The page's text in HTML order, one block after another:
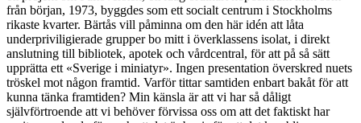
från början, 1973, byggdes som ett socialt centrum i Stockholms
rikaste kvarter. Bärtås vill påminna om den här idén att låta
underpriviligierade grupper bo mitt i överklassens isolat, i direkt
anslutning till bibliotek, apotek och vårdcentral, för att på så sätt
upprätta ett «Sverige i miniatyr». Ingen presentation överskred nuets
tröskel mot någon framtid. Varför tittar samtiden enbart bakåt för att
kunna tänka framtiden? Min känsla är att vi har så dåligt
självförtroende att vi behöver förvissa oss om att det faktiskt har